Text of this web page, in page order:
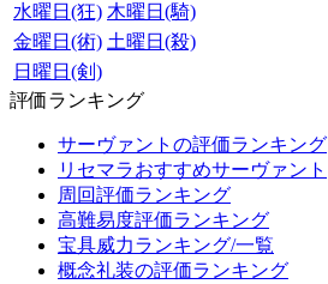
水曜日(狂) 木曜日(騎)
金曜日(術) 土曜日(殺)
日曜日(剣)
評価ランキング
サーヴァントの評価ランキング
リセマラおすすめサーヴァント
周回評価ランキング
高難易度評価ランキング
宝具威力ランキング/一覧
概念礼装の評価ランキング